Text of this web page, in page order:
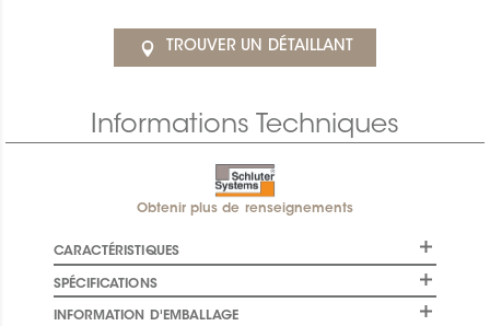
TROUVER UN DÉTAILLANT
Informations Techniques
Obtenir plus de renseignements
CARACTÉRISTIQUES
SPÉCIFICATIONS
INFORMATION D'EMBALLAGE